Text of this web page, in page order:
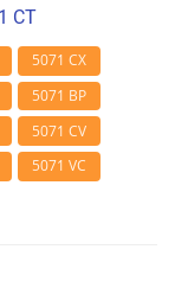
CT
5071 CX
5071 BP
5071 CV
5071 VC